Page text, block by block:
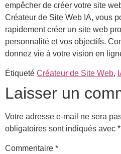
empêcher de créer votre site
Créateur de Site Web IA, vous
rapidement créer un site web
personnalité et vos objectifs.
donnez vie à votre vision en
Étiqueté Créateur de Site Web,
Laisser un
Votre adresse e-mail ne sera
obligatoires sont indiqués avec *
Commentaire *